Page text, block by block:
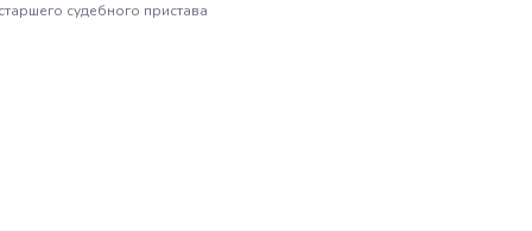
судебного пристава